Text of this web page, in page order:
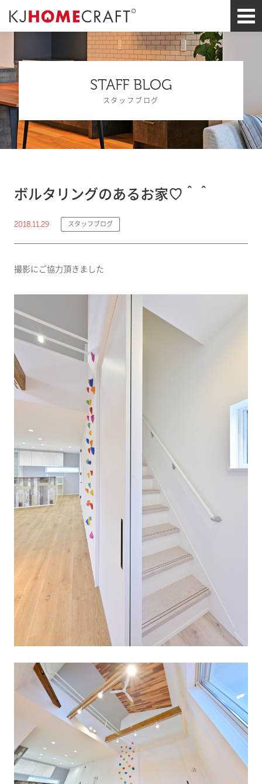
STAFF BLOG
スタッフブログ
ボルタリングのあるお家♡＾＾
2018.11.29 スタッフブログ
撮影にご協力頂きました